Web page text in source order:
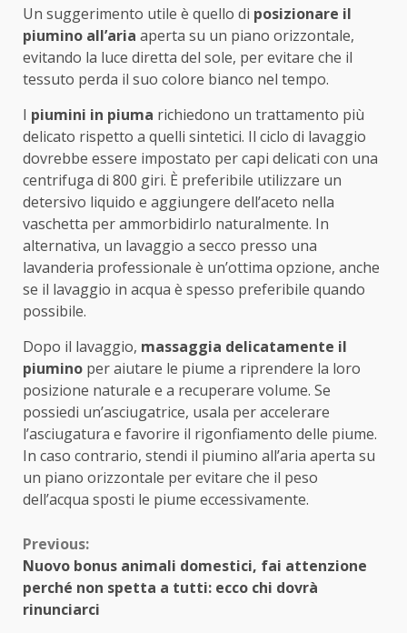
Un suggerimento utile è quello di posizionare il
piumino all’aria aperta su un piano orizzontale,
evitando la luce diretta del sole, per evitare che il
tessuto perda il suo colore bianco nel tempo.
I piumini in piuma richiedono un trattamento più
delicato rispetto a quelli sintetici. Il ciclo di lavaggio
dovrebbe essere impostato per capi delicati con una
centrifuga di 800 giri. È preferibile utilizzare un
detersivo liquido e aggiungere dell’aceto nella
vaschetta per ammorbidirlo naturalmente. In
alternativa, un lavaggio a secco presso una
lavanderia professionale è un’ottima opzione, anche
se il lavaggio in acqua è spesso preferibile quando
possibile.
Dopo il lavaggio, massaggia delicatamente il
piumino per aiutare le piume a riprendere la loro
posizione naturale e a recuperare volume. Se
possiedi un’asciugatrice, usala per accelerare
l’asciugatura e favorire il rigonfiamento delle piume.
In caso contrario, stendi il piumino all’aria aperta su
un piano orizzontale per evitare che il peso
dell’acqua sposti le piume eccessivamente.
Continue
Reading
Previous:
Nuovo bonus animali domestici, fai attenzione
perché non spetta a tutti: ecco chi dovrà
rinunciarci